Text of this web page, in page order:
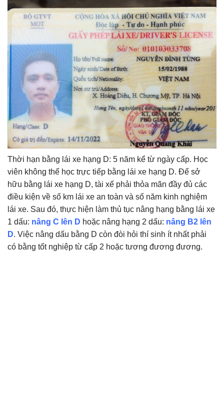
Thời hạn bằng lái xe hạng D: 5 năm kể từ ngày cấp. Học
viên không thể học trực tiếp bằng lái xe hạng D. Để sở
hữu bằng lái xe hạng D, tài xế phải thỏa mãn đầy đủ các
điều kiện về số km lái xe an toàn và số năm kinh nghiệm
lái xe. Sau đó, thực hiện làm thủ tục nâng hạng bằng lái xe
1 dấu: nâng C lên D hoặc nâng hạng 2 dấu: nâng B2 lên
D. Việc nâng dấu bằng D còn đòi hỏi thí sinh ít nhất phải
có bằng tốt nghiệp từ cấp 2 hoặc tương đương đương.